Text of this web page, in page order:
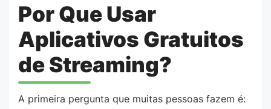
Por Que Usar
Aplicativos Gratuitos
de Streaming?
A primeira pergunta que muitas pessoas fazem é: